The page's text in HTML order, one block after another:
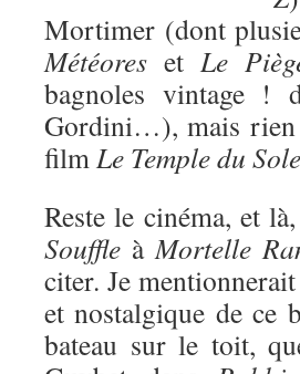
Mortimer (dont
Météores et Le
bagnoles vintage !
Gordini…), mais rien
film Le Temple du
Reste le cinéma, et
Souffle à Mortelle
citer. Je
et nostalgique de ce
bateau sur le toit,